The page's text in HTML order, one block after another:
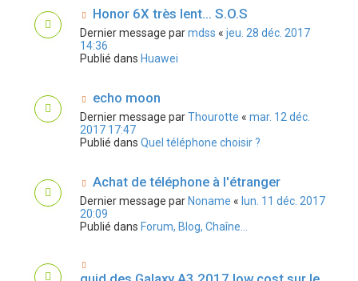
Honor 6X très lent... S.O.S
Dernier message parmdss « jeu. 28 déc. 2017
14:36
Publié dans Huawei
echo moon
Dernier message parThourotte « mar. 12 déc.
2017 17:47
Publié dans Quel téléphone choisir ?
Achat de téléphone à l'étranger
Dernier message parNoname « lun. 11 déc. 2017
20:09
Publié dans Forum, Blog, Chaîne...